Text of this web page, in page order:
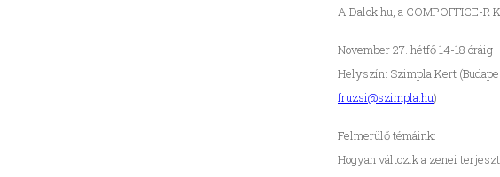
A Dalok.hu, a COMPOFFICE-
November 27. hétfő 14-18 óráig
Helyszín: Szimpla Kert
fruzsi@szimpla.hu)
Felmerülő témáink:
Hogyan változik a zenei